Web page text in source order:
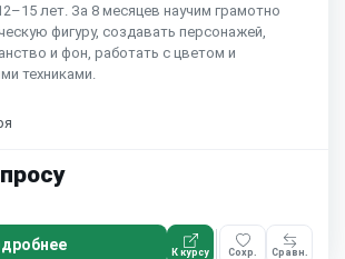
лет. За 8 месяцев научим грамотно
фигуру, создавать персонажей,
и фон, работать с цветом и
техниками.
К курсу Сохр. Сравн.